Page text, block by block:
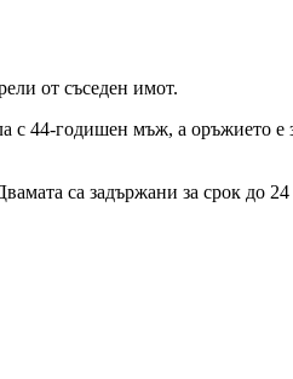
от съседен имот.
с 44-годишен мъж, а оръжието е
са задържани за срок до